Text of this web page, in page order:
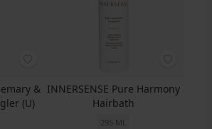
&
(U)
INNERSENSE Pure Harmony
Hairbath
295 ML